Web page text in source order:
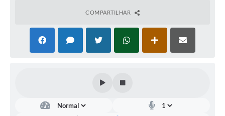
Secretarias
A Prefeitura
COMPARTILHAR